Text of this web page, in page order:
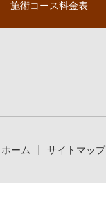
施術コース料金表
ホーム サイトマップ